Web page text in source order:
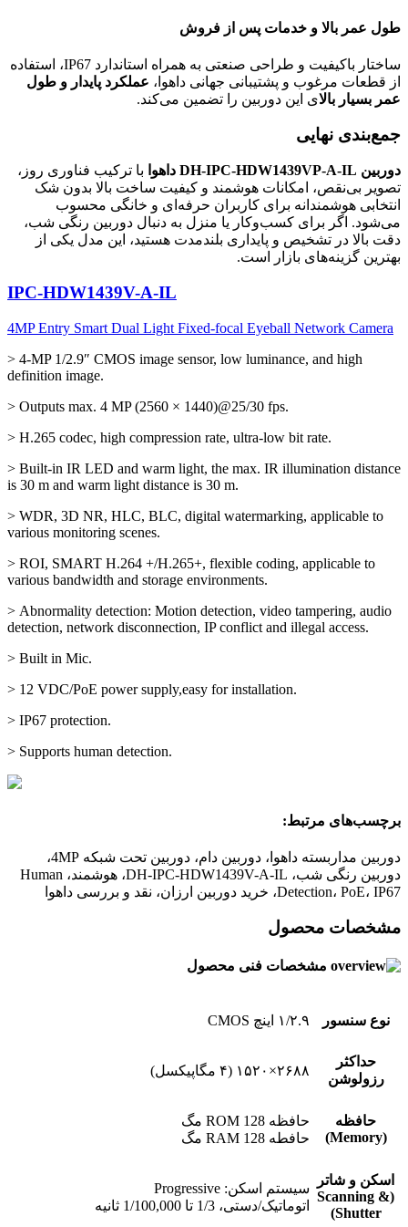
طول عمر بالا و خدمات پس از فروش
ساختار باکیفیت و طراحی صنعتی به همراه استاندارد IP67، استفاده
از قطعات مرغوب و پشتیبانی جهانی داهوا، عملکرد پایدار و طول
عمر بسیار بالای این دوربین را تضمین می‌کند.
جمع‌بندی نهایی
دوربین DH-IPC-HDW1439VP-A-IL داهوا
با ترکیب فناوری روز،
تصویر بی‌نقص، امکانات هوشمند و کیفیت ساخت بالا بدون شک
انتخابی هوشمندانه برای کاربران حرفه‌ای و خانگی محسوب
می‌شود. اگر برای کسب‌وکار یا منزل به دنبال دوربین رنگی شب،
دقت بالا در تشخیص و پایداری بلندمدت هستید، این مدل یکی از
بهترین گزینه‌های بازار است.
IPC-HDW1439V-A-IL
4MP Entry Smart Dual Light Fixed-focal Eyeball Network Camera
> 4-MP 1/2.9″ CMOS image sensor, low luminance, and high
definition image.
> Outputs max. 4 MP (2560 × 1440)@25/30 fps.
> H.265 codec, high compression rate, ultra-low bit rate.
> Built-in IR LED and warm light, the max. IR illumination distance
is 30 m and warm light distance is 30 m.
> WDR, 3D NR, HLC, BLC, digital watermarking, applicable to
various monitoring scenes.
> ROI, SMART H.264 +/H.265+, flexible coding, applicable to
various bandwidth and storage environments.
> Abnormality detection: Motion detection, video tampering, audio
detection, network disconnection, IP conflict and illegal access.
> Built in Mic.
> 12 VDC/PoE power supply,easy for installation.
> IP67 protection.
> Supports human detection.
برچسب‌های مرتبط:
دوربین مداربسته داهوا، دوربین دام، دوربین تحت شبکه 4MP،
دوربین رنگی شب، DH-IPC-HDW1439V-A-IL، هوشمند، Human
Detection، PoE، IP67، خرید دوربین ارزان، نقد و بررسی داهوا
مشخصات محصول
مشخصات فنی محصول
نوع سنسور ۱/۲.۹ اینچ CMOS
حداکثر
رزولوشن
۲۶۸۸×۱۵۲۰ (۴ مگاپیکسل)
حافظه
(Memory)
حافظه ROM 128 مگ
حافطه RAM 128 مگ
اسکن و شاتر
(Scanning &
Shutter)
سیستم اسکن: Progressive
اتوماتیک/دستی، 1/3 تا 1/100,000 ثانیه